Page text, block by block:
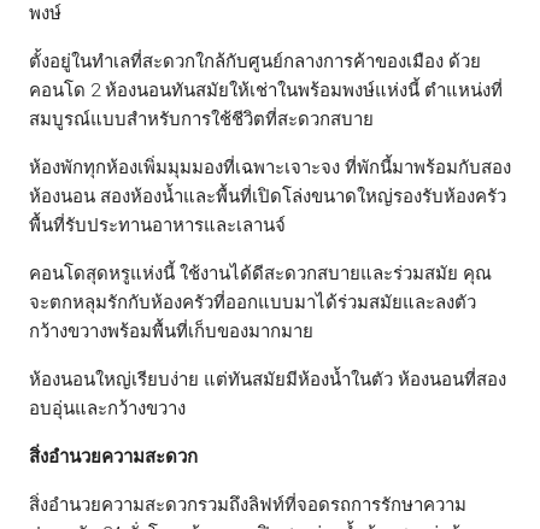
พงษ์
ตั้งอยู่ในทำเลที่สะดวกใกล้กับศูนย์กลางการค้าของเมือง ด้วย
คอนโด 2 ห้องนอนทันสมัยให้เช่าในพร้อมพงษ์แห่งนี้ ตำแหน่งที่
สมบูรณ์แบบสำหรับการใช้ชีวิตที่สะดวกสบาย
ห้องพักทุกห้องเพิ่มมุมมองที่เฉพาะเจาะจง ที่พักนี้มาพร้อมกับสอง
ห้องนอน สองห้องน้ำและพื้นที่เปิดโล่งขนาดใหญ่รองรับห้องครัว
พื้นที่รับประทานอาหารและเลานจ์
คอนโดสุดหรูแห่งนี้ ใช้งานได้ดีสะดวกสบายและร่วมสมัย คุณ
จะตกหลุมรักกับห้องครัวที่ออกแบบมาได้ร่วมสมัยและลงตัว
กว้างขวางพร้อมพื้นที่เก็บของมากมาย
ห้องนอนใหญ่เรียบง่าย แต่ทันสมัยมีห้องน้ำในตัว ห้องนอนที่สอง
อบอุ่นและกว้างขวาง
สิ่งอำนวยความสะดวก
สิ่งอำนวยความสะดวกรวมถึงลิฟท์ที่จอดรถการรักษาความ